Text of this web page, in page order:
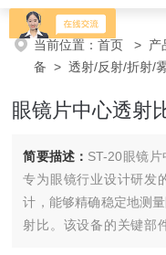
处理环保设备
当前位置：首页 > 产
备 >透射/反射/折射/
眼镜片中心透射
简要描述： ST-20眼镜
专为眼镜行业设计研发
计，能够精确稳定地测
射比。该设备的关键部